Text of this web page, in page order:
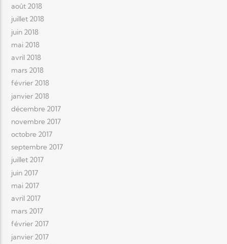
août 2018
juillet 2018
juin 2018
mai 2018
avril 2018
mars 2018
février 2018
janvier 2018
décembre 2017
novembre 2017
octobre 2017
septembre 2017
juillet 2017
juin 2017
mai 2017
avril 2017
mars 2017
février 2017
janvier 2017